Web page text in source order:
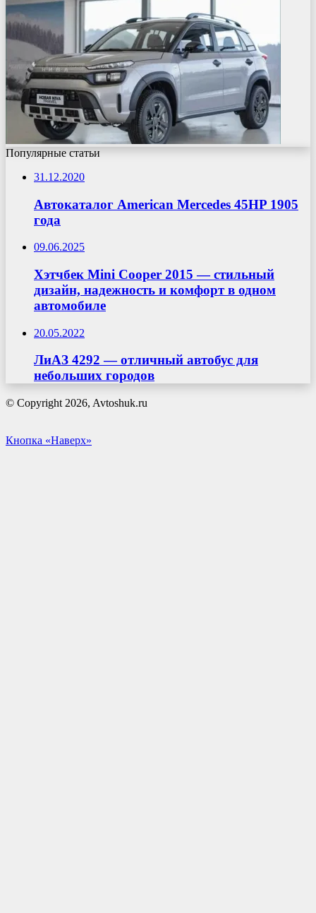
Популярные статьи
31.12.2020
Автокаталог American Mercedes 45HP 1905
года
09.06.2025
Хэтчбек Mini Cooper 2015 — стильный
дизайн, надежность и комфорт в одном
автомобиле
20.05.2022
ЛиАЗ 4292 — отличный автобус для
небольших городов
© Copyright 2026, Avtoshuk.ru
Кнопка «Наверх»